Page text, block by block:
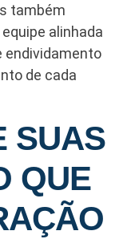
também
alinhada
endividamento
de cada
SUAS
QUE